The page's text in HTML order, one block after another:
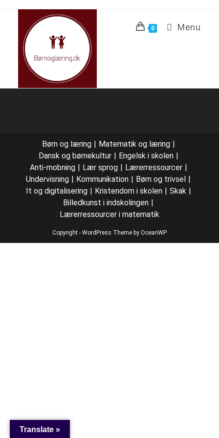
0 Menu
Børn og læring
Matematik og læring
Dansk og børnekultur
Engelsk i skolen
Anti-mobning
Lær sprog
Lærerressourcer
Undervisning
Kommunikation
Børn og trivsel
It og digitalisering
Kristendom i skolen
Skak
Billedkunst i indskolingen
Lærerressourcer i matematik
Copyright - WordPress Theme by OceanWP
Translate »